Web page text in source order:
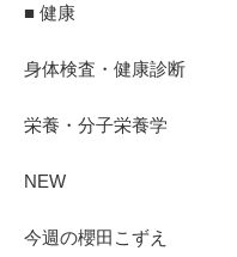
■ 健康
身体検査・健康診断
栄養・分子栄養学
NEW
今週の櫻田こずえ